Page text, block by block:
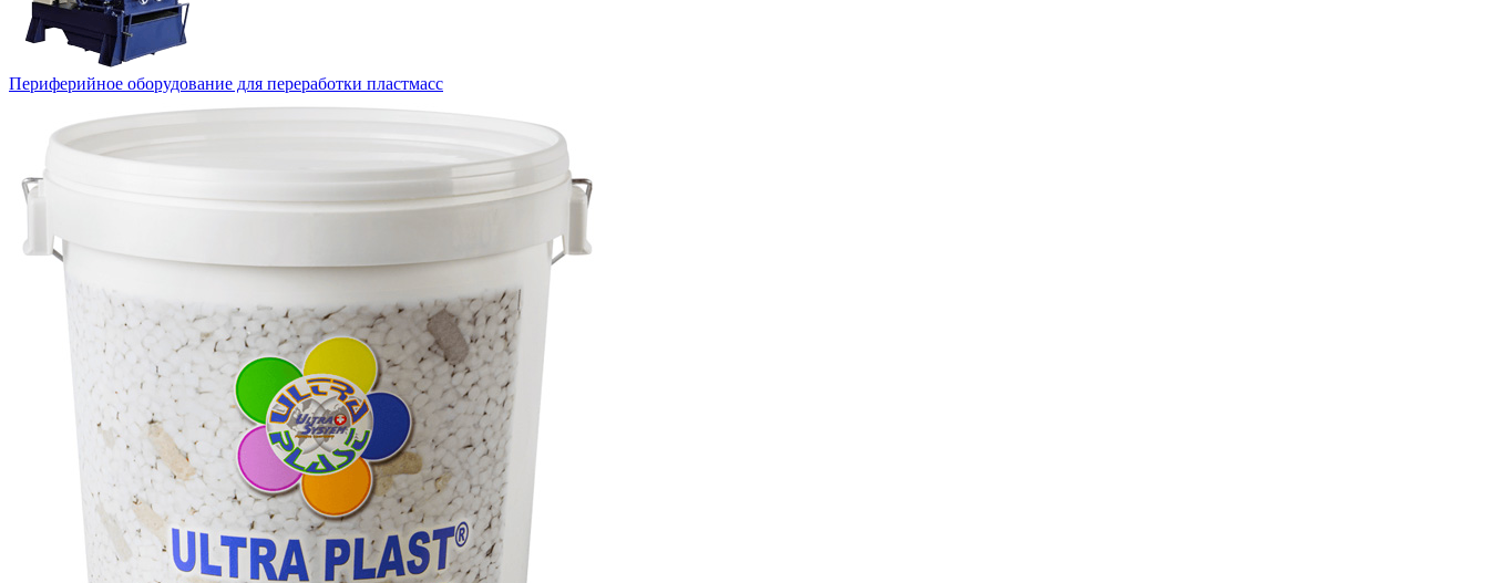
Периферийное оборудование для переработки пластмасс